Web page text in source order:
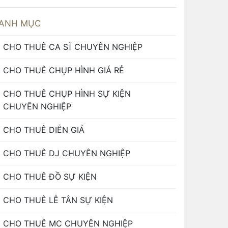
MỤC
CHO THUÊ CA SĨ CHUYÊN NGHIỆP
CHO THUÊ CHỤP HÌNH GIÁ RẺ
CHO THUÊ CHỤP HÌNH SỰ KIỆN
CHUYÊN NGHIỆP
CHO THUÊ DIỄN GIẢ
CHO THUÊ DJ CHUYÊN NGHIỆP
CHO THUÊ ĐỒ SỰ KIỆN
CHO THUÊ LỄ TÂN SỰ KIỆN
CHO THUÊ MC CHUYÊN NGHIỆP